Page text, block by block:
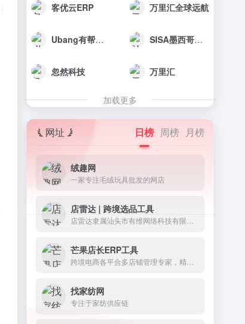
客优云ERP 万里汇全球远航
Ubang有帮科技 SISA墨西哥海外仓
忽然科技 万里汇
加载更多
网址 日榜 周榜 月榜
绒趣网
一家专注毛绒玩具批发的网店
店雷达 | 跨境选品工具
芒果店长ERP工具
找家纺网
专注于家纺供应链